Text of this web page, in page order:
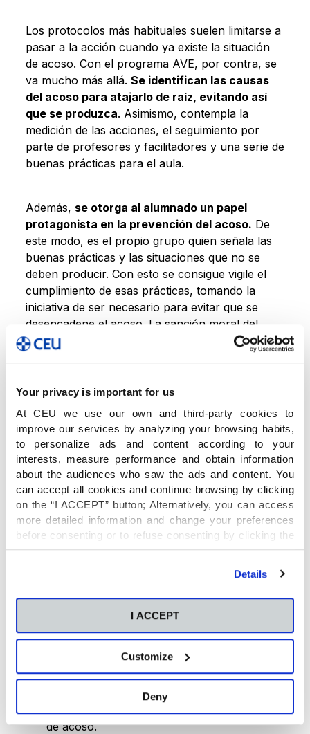
Your privacy is important for us
At CEU we use our own and third-party cookies to
improve our services by analyzing your browsing habits,
to personalize ads and content according to your
interests, measure performance and obtain information
about the audiences who saw the ads and content. You
can accept all cookies and continue browsing by clicking
on the “I ACCEPT” button; Alternatively, you can access
more detailed information and change your preferences
before consenting or to refuse consenting by clicking the
"Personalize" button. For more information you can visit
Details
I ACCEPT
Customize
Deny
Los protocolos más habituales suelen limitarse a
pasar a la acción cuando ya existe la situación
de acoso. Con el programa AVE, por contra, se
va mucho más allá. Se identifican las causas
del acoso para atajarlo de raíz, evitando así
que se produzca. Asimismo, contempla la
medición de las acciones, el seguimiento por
parte de profesores y facilitadores y una serie de
buenas prácticas para el aula.
Además, se otorga al alumnado un papel
protagonista en la prevención del acoso. De
este modo, es el propio grupo quien señala las
buenas prácticas y las situaciones que no se
deben producir. Con esto se consigue vigile el
cumplimiento de esas prácticas, tomando la
iniciativa de ser necesario para evitar que se
desencadene el acoso. La sanción moral del
grupo tiene un fuerte peso para neutralizar
El programa cuenta con los ángeles
guardianes y los mentores, dos figuras que
sirven al alumnado para intervenir en las
situaciones más delicadas. A esto se suma una
medición continua preventiva del nivel de
violencia en las aulas
, sin duda la mejor manera
de evitarla.
acosoy la violencia.
participación activa y el
protagonismo de los alumnoscomo
garantes de la aplicación del programa.
Aportar a los centros educativos de las
herramientas necesarias paraanticipar y
responder de forma temprana
conductas que pueden desencadenar casos
de acoso.